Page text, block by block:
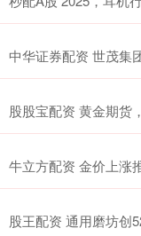
中华证券配资 世茂集
股股宝配资 黄金期货
牛立方配资 金价上涨
股王配资 通用磨坊创